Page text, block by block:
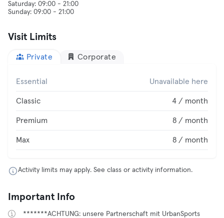
Saturday: 09:00 - 21:00
Visit Limits
Private Corporate
Essential Unavailable here
Classic 4 / month
Premium 8 / month
Max 8 / month
Activity limits may apply. See class or activity information.
Important Info
*******ACHTUNG: unsere Partnerschaft mit UrbanSports